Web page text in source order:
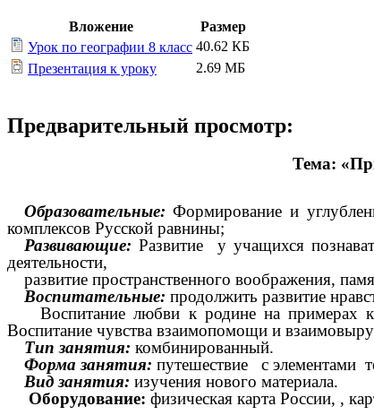
Вложение
Размер
Урок по географии 8 класс 40.62 КБ
Презентация к уроку
2.69 МБ
Предварительный просмотр:
Тема:
Образовательные: Формирование и
комплексов Русской равнины;
Развивающие: Развитие у учащихся
деятельности,
развитие пространственного воображения,
Воспитательные: продолжить развитие
Воспитание любви к родине на примерах
Воспитание чувства взаимопомощи и
Тип занятия: комбинированный.
Форма занятия: путешествие с элементами
Вид занятия: изучения нового материала.
Оборудование: физическая карта России, ,